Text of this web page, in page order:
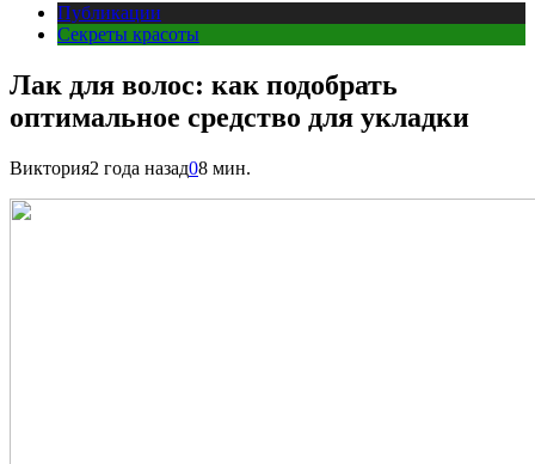
Публикации
Секреты красоты
Лак для волос: как подобрать
оптимальное средство для укладки
Виктория2 года назад08 мин.